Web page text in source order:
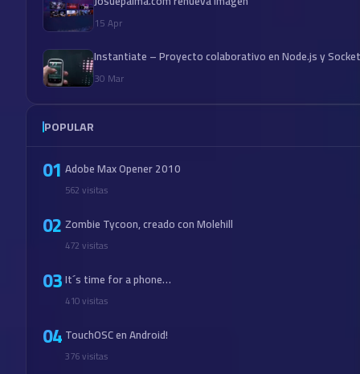
15 Apr
Instantiate – Proyecto colaborativo en Node.js y
30 Mar
POPULAR
01 Adobe Max Opener 2010
562 visitas
02Zombie Tycoon, creado con Molehill
472 visitas
03It´s time for a phone…
410 visitas
04TouchOSC en Android!
376 visitas